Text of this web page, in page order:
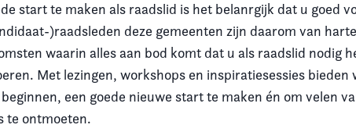
start te maken als raadslid is het belanrgijk dat u goed
)raadsleden deze gemeenten zijn daarom van
waarin alles aan bod komt dat u als raadslid nodig
Met lezingen, workshops en inspiratiesessies bieden
een goede nieuwe start te maken én om velen
te ontmoeten.